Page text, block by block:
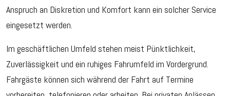
Anspruch an Diskretion und Komfort kann ein solcher Service
eingesetzt werden.
Im geschäftlichen Umfeld stehen meist Pünktlichkeit,
Zuverlässigkeit und ein ruhiges Fahrumfeld im Vordergrund.
Fahrgäste können sich während der Fahrt auf Termine